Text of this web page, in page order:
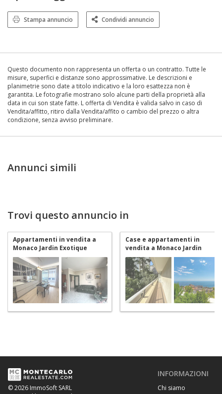
Stampa annuncio Condividi annuncio
Questo documento non rappresenta un offerta o un contratto. Tutte le
misure, superfici e distanze sono approssimative. Le descrizioni e
planimetrie sono date a titolo indicativo e la loro esattezza non è
garantita. Le fotografie mostrano solo alcune parti della proprietà alla
data in cui son state fatte. L offerta di Vendita è valida salvo in caso di
Vendita/affitto, ritiro dalla Vendita/affito o cambio del prezzo o altra
condizione, senza avviso preliminare.
Annunci simili
Trovi questo annuncio in
Appartamenti in vendita a
Monaco Jardin Exotique
Case e appartamenti in
vendita a Monaco Jardin
Exotique
© 2026 ImmoSoft SARL
INFORMAZIONI
Chi siamo